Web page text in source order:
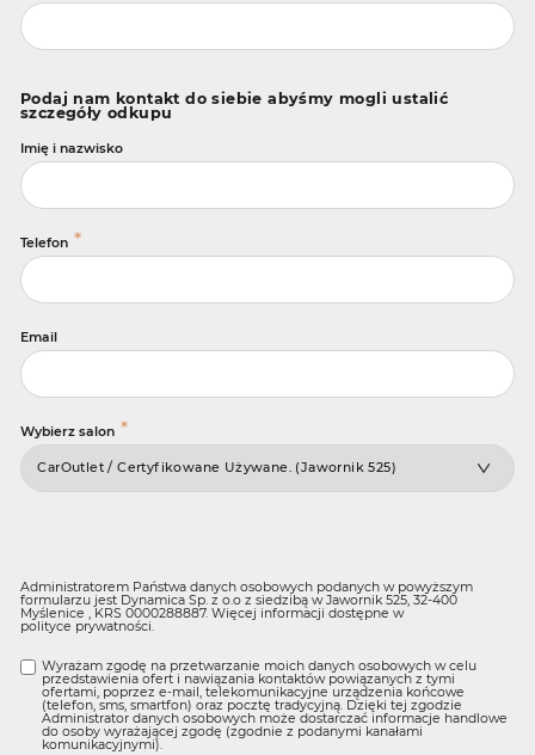
Podaj nam kontakt do siebie abyśmy mogli ustalić
szczegóły odkupu
Imię i nazwisko
Telefon *
Email
Wybierz salon *
Administratorem Państwa danych osobowych podanych w powyższym
formularzu jest Dynamica Sp. z o.o z siedzibą w Jawornik 525, 32-400
Myślenice , KRS 0000288887. Więcej informacji dostępne w
polityce prywatności.
Wyrażam zgodę na przetwarzanie moich danych osobowych w celu
przedstawienia ofert i nawiązania kontaktów powiązanych z tymi
ofertami, poprzez e-mail, telekomunikacyjne urządzenia końcowe
(telefon, sms, smartfon) oraz pocztę tradycyjną. Dzięki tej zgodzie
Administrator danych osobowych może dostarczać informacje handlowe
do osoby wyrażającej zgodę (zgodnie z podanymi kanałami
komunikacyjnymi).